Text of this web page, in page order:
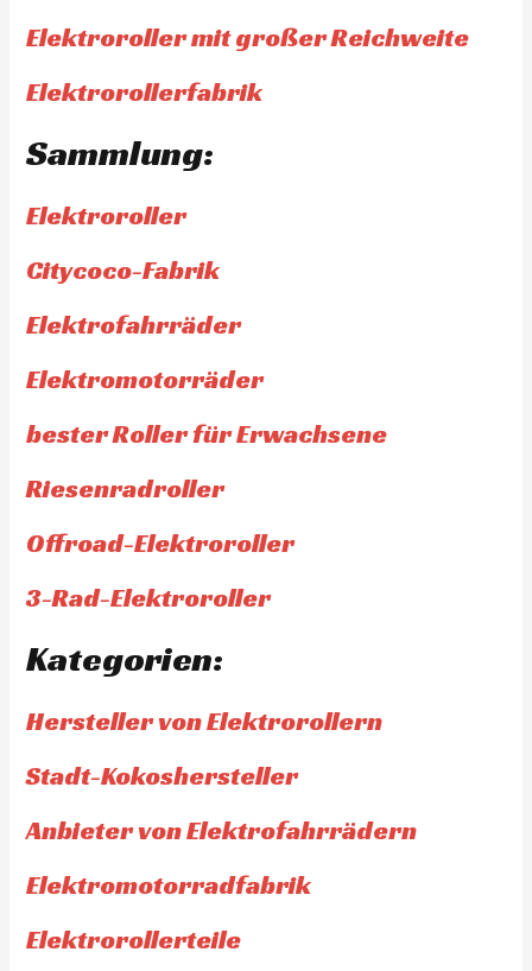
Elektroroller mit großer Reichweite
Elektrorollerfabrik
Sammlung:
Elektroroller
Citycoco-Fabrik
Elektrofahrräder
Elektromotorräder
bester Roller für Erwachsene
Riesenradroller
Offroad-Elektroroller
3-Rad-Elektroroller
Kategorien:
Hersteller von Elektrorollern
Stadt-Kokoshersteller
Anbieter von Elektrofahrrädern
Elektromotorradfabrik
Elektrorollerteile